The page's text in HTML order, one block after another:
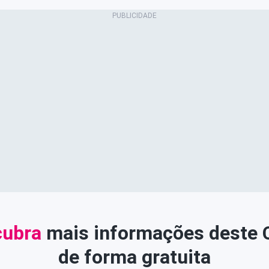
mais informações deste
de forma gratuita